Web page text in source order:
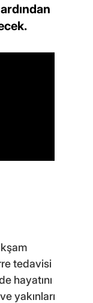
tedavisi
hayatını
yakınları